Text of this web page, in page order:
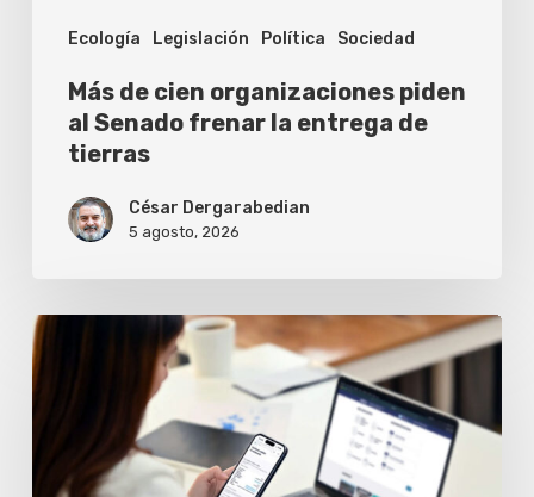
Ecología Legislación Política Sociedad
entrega
tierras
Más de cien organizaciones piden
al Senado frenar la entrega de
tierras
César Dergarabedian
5 agosto, 2026
Cómo
conseguir
la
digital